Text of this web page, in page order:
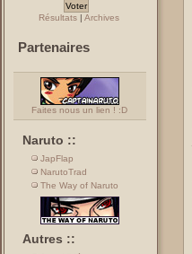
Résultats| Archives
Partenaires
Faites nous un lien ! :D
Naruto ::
JapFlap
NarutoTrad
The Way of Naruto
Autres ::